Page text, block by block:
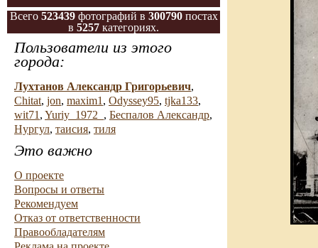
Всего 523439фотографий в 300790постах
в 5257 категориях.
Пользователи из этого
города:
Лухтанов Александр Григорьевич,
Chitat, jon, maxim1 , Odyssey95, tjka133,
wit71 , Yuriy_1972_ , Беспалов Александр,
Нургул, таисия, тиля
Это важно
О проекте
Вопросы и ответы
Рекомендуем
Отказ от ответственности
Правообладателям